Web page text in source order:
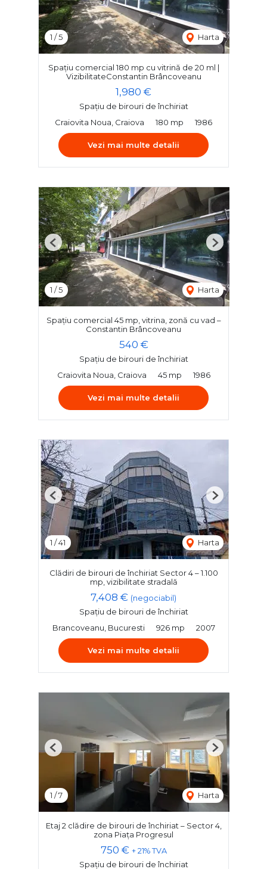
1 /5 Harta
Spațiu comercial 180 mp cu vitrină de 20 ml |
VizibilitateConstantin Brâncoveanu
1,980 €
Spațiu de birouri de închiriat
Craiovita Noua, Craiova
180 mp 1986
Vezi mai multe detalii
1 /5 Harta
Previous Next
Spațiu comercial 45 mp, vitrina, zonă cu vad –
Constantin Brâncoveanu
540 €
Spațiu de birouri de închiriat
Craiovita Noua, Craiova
45 mp 1986
Vezi mai multe detalii
1 /41 Harta
Previous Next
Clădiri de birouri de închiriat Sector 4 – 1.100
mp, vizibilitate stradală
7,408 € (negociabil)
Spațiu de birouri de închiriat
Brancoveanu, Bucuresti
926 mp 2007
Vezi mai multe detalii
1 /7 Harta
Previous Next
Etaj 2 clădire de birouri de închiriat – Sector 4,
zona Piața Progresul
750 € + 21% TVA
Spațiu de birouri de închiriat